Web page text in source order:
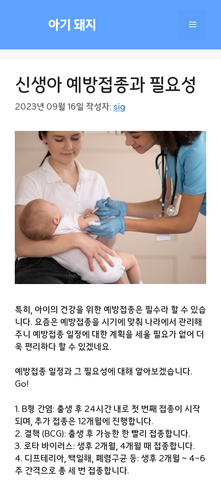
아기 돼지 메
신생아 예방접종과 필요성
2023년 09월 16일 작성자: sig
특히, 아이의 건강을 위한 예방접종은 필수라 할 수 있습
니다. 요즘은 예방접종을 시기에 맞춰 나라에서 관리해
주니 예방접종 일정에 대한 계획을 세울 필요가 없어 더
욱 편리하다 할 수 있겠네요.
예방접종 일정과 그 필요성에 대해 알아보겠습니다.
Go!
1. B형 간염: 출생 후 24시간 내로 첫 번째 접종이 시작
되며, 추가 접종은 12개월에 진행합니다.
2. 결핵 (BCG): 출생 후 가능한 한 빨리 접종합니다.
3. 로타 바이러스: 생후 2개월, 4개월 때 접종합니다.
4. 디프테리아, 백일해, 폐렴구균 등: 생후 2개월 ~ 4-6
주 간격으로 총 세 번 접종합니다.